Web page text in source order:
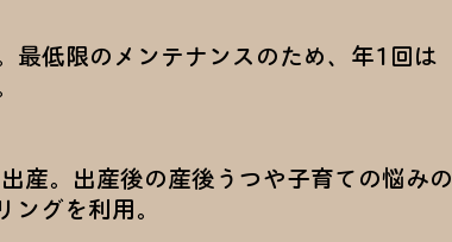
最低限のメンテナンスのため、年1回は
産。出産後の産後うつや子育ての悩みの
ングを利用。